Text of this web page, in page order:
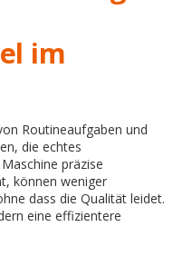
im
Routineaufgaben und
die echtes
präzise
können weniger
dass die Qualität leidet.
eine effizientere